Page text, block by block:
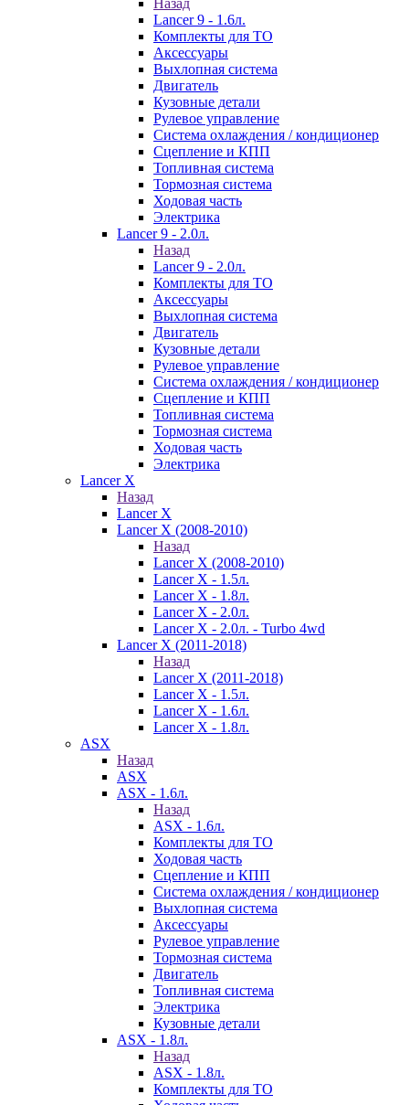
Назад
Lancer 9 - 1.6л.
Комплекты для ТО
Аксессуары
Выхлопная система
Двигатель
Кузовные детали
Рулевое управление
Система охлаждения / кондиционер
Сцепление и КПП
Топливная система
Тормозная система
Ходовая часть
Электрика
Lancer 9 - 2.0л.
Назад
Lancer 9 - 2.0л.
Комплекты для ТО
Аксессуары
Выхлопная система
Двигатель
Кузовные детали
Рулевое управление
Система охлаждения / кондиционер
Сцепление и КПП
Топливная система
Тормозная система
Ходовая часть
Электрика
Lancer X
Назад
Lancer X
Lancer X (2008-2010)
Назад
Lancer X (2008-2010)
Lancer X - 1.5л.
Lancer X - 1.8л.
Lancer X - 2.0л.
Lancer X - 2.0л. - Turbo 4wd
Lancer X (2011-2018)
Назад
Lancer X (2011-2018)
Lancer X - 1.5л.
Lancer X - 1.6л.
Lancer X - 1.8л.
ASX
Назад
ASX
ASX - 1.6л.
Назад
ASX - 1.6л.
Комплекты для ТО
Ходовая часть
Сцепление и КПП
Система охлаждения / кондиционер
Выхлопная система
Аксессуары
Рулевое управление
Тормозная система
Двигатель
Топливная система
Электрика
Кузовные детали
ASX - 1.8л.
Назад
ASX - 1.8л.
Комплекты для ТО